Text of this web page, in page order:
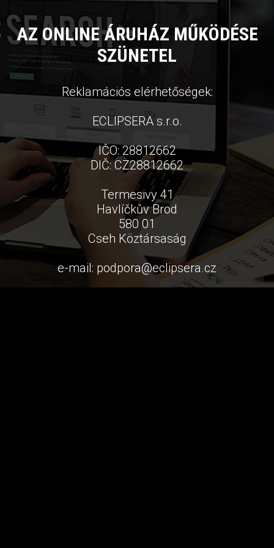
AZ ONLINE ÁRUHÁZ MŰKÖDÉSE
SZÜNETEL
Reklamációs elérhetőségek:
ECLIPSERA s.r.o.
IČO: 28812662
DIČ: CZ28812662
Termesivy 41
Havlíčkův Brod
580 01
Cseh Köztársaság
e-mail: podpora@eclipsera.cz